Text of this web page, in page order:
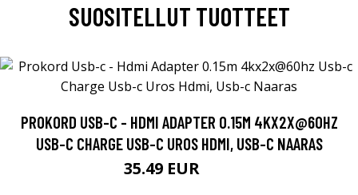
SUOSITELLUT TUOTTEET
PROKORD USB-C - HDMI ADAPTER 0.15M 4KX2X@60HZ
USB-C CHARGE USB-C UROS HDMI, USB-C NAARAS
35.49 EUR